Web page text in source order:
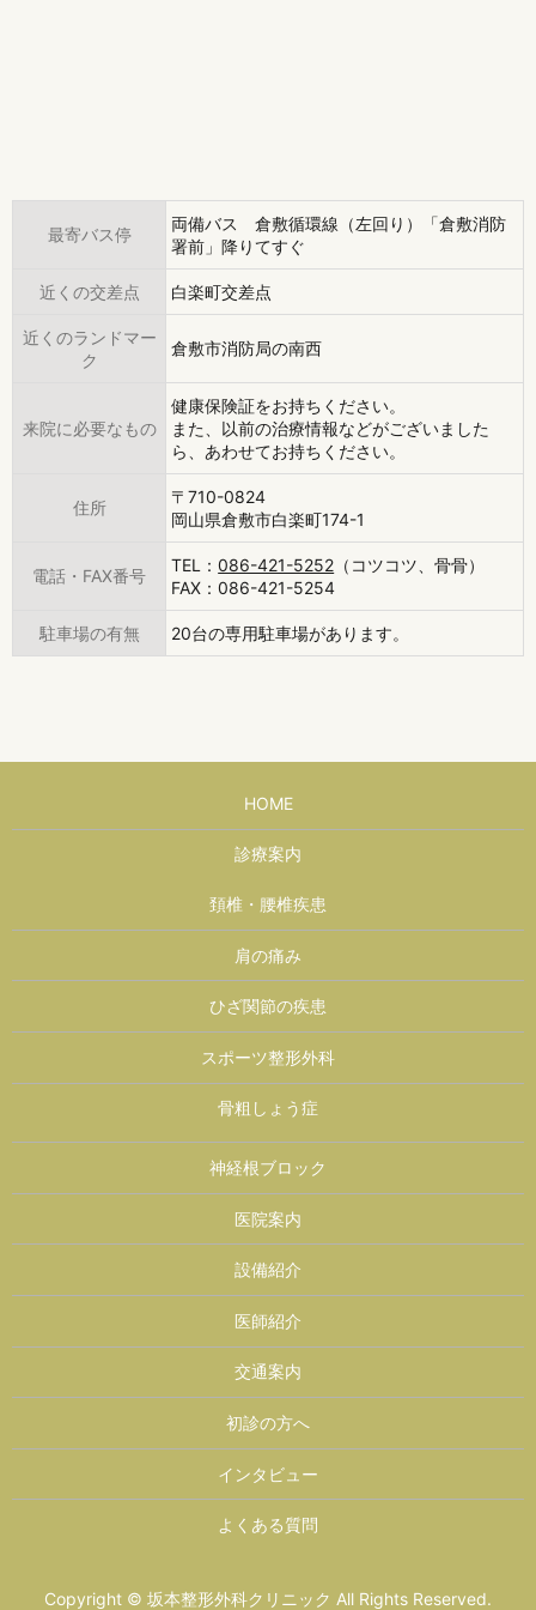
最寄バス停
両備バス 倉敷循環線（左回り）「倉敷消防
署前」降りてすぐ
近くの交差点 白楽町交差点
近くのランドマー
ク
倉敷市消防局の南西
来院に必要なもの
健康保険証をお持ちください。
また、以前の治療情報などがございました
ら、あわせてお持ちください。
住所
〒710-0824
岡山県倉敷市白楽町174-1
電話・FAX番号
TEL：086-421-5252 （コツコツ、骨骨）
FAX：086-421-5254
駐車場の有無 20台の専用駐車場があります。
HOME
診療案内
頚椎・腰椎疾患
肩の痛み
ひざ関節の疾患
スポーツ整形外科
骨粗しょう症
神経根ブロック
医院案内
設備紹介
医師紹介
交通案内
初診の方へ
インタビュー
よくある質問
Copyright © 坂本整形外科クリニック All Rights Reserved.